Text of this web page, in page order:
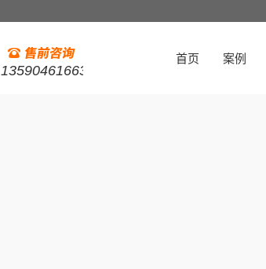
13590461663
首页 案例